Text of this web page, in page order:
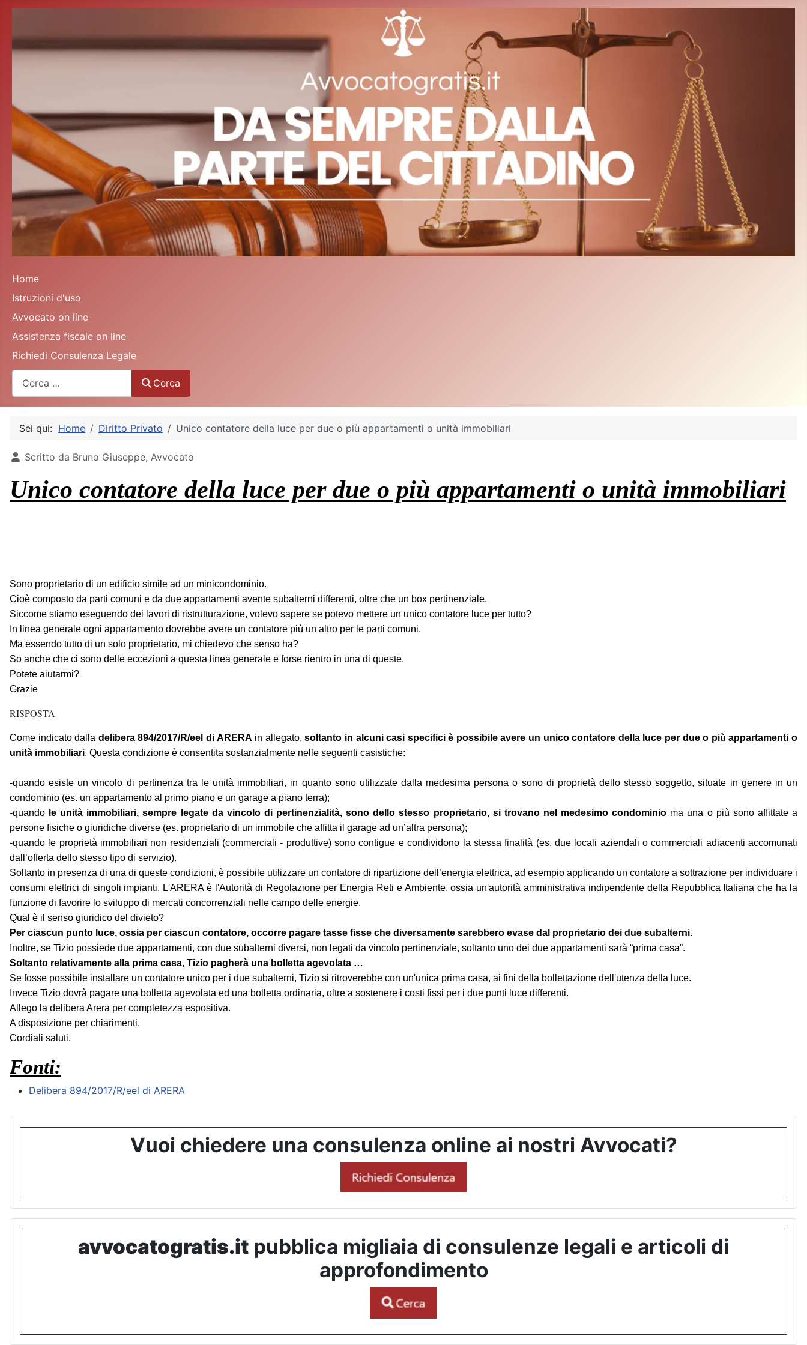
Home
Istruzioni d'uso
Avvocato on line
Assistenza fiscale on line
Richiedi Consulenza Legale
Cerca
Sei qui: Home Diritto Privato Unico contatore della luce per due o più appartamenti o unità immobiliari
Dettagli
Scritto da Bruno Giuseppe, Avvocato
Unico contatore della luce per due o più appartamenti o unità immobiliari
Sono proprietario di un edificio simile ad un minicondominio.
Cioè composto da parti comuni e da due appartamenti avente subalterni differenti, oltre che un box pertinenziale.
Siccome stiamo eseguendo dei lavori di ristrutturazione, volevo sapere se potevo mettere un unico contatore luce per tutto?
In linea generale ogni appartamento dovrebbe avere un contatore più un altro per le parti comuni.
Ma essendo tutto di un solo proprietario, mi chiedevo che senso ha?
So anche che ci sono delle eccezioni a questa linea generale e forse rientro in una di queste.
Potete aiutarmi?
Grazie
RISPOSTA
Come indicato dalla delibera 894/2017/R/eel di ARERA in allegato,soltanto in alcuni casi specifici è possibile avere un unico contatore della luce per due o più appartamenti o
unità immobiliari. Questa condizione è consentita sostanzialmente nelle seguenti casistiche:
-quando esiste un vincolo di pertinenza tra le unità immobiliari, in quanto sono utilizzate dalla medesima persona o sono di proprietà dello stesso soggetto, situate in genere in un
condominio (es. un appartamento al primo piano e un garage a piano terra);
-quando le unità immobiliari, sempre legate da vincolo di pertinenzialità, sono dello stesso proprietario, si trovano nel medesimo condominio ma una o più sono affittate a
persone fisiche o giuridiche diverse (es. proprietario di un immobile che affitta il garage ad un’altra persona);
-quando le proprietà immobiliari non residenziali (commerciali - produttive) sono contigue e condividono la stessa finalità (es. due locali aziendali o commerciali adiacenti accomunati
dall’offerta dello stesso tipo di servizio).
Soltanto in presenza di una di queste condizioni, è possibile utilizzare un contatore di ripartizione dell’energia elettrica, ad esempio applicando un contatore a sottrazione per individuare i
consumi elettrici di singoli impianti. L'ARERA è l'Autorità di Regolazione per Energia Reti e Ambiente, ossia un'autorità amministrativa indipendente della Repubblica Italiana che ha la
funzione di favorire lo sviluppo di mercati concorrenziali nelle campo delle energie.
Qual è il senso giuridico del divieto?
Per ciascun punto luce, ossia per ciascun contatore, occorre pagare tasse fisse che diversamente sarebbero evase dal proprietario dei due subalterni.
Inoltre, se Tizio possiede due appartamenti, con due subalterni diversi, non legati da vincolo pertinenziale, soltanto uno dei due appartamenti sarà “prima casa”.
Soltanto relativamente alla prima casa, Tizio pagherà una bolletta agevolata …
Se fosse possibile installare un contatore unico per i due subalterni, Tizio si ritroverebbe con un'unica prima casa, ai fini della bollettazione dell'utenza della luce.
Invece Tizio dovrà pagare una bolletta agevolata ed una bolletta ordinaria, oltre a sostenere i costi fissi per i due punti luce differenti.
Allego la delibera Arera per completezza espositiva.
A disposizione per chiarimenti.
Cordiali saluti.
Fonti:
Delibera 894/2017/R/eel di ARERA
Vuoi chiedere una consulenza online ai nostri Avvocati?
avvocatogratis.it pubblica migliaia di consulenze legali e articoli di
approfondimento